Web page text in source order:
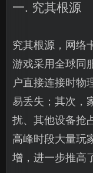
一. 究其根源
究其根源，网络
游戏采用全球同
户直接连接时物
易丢失；其次，
扰、其他设备抢
高峰时段大量玩
增，进一步推高